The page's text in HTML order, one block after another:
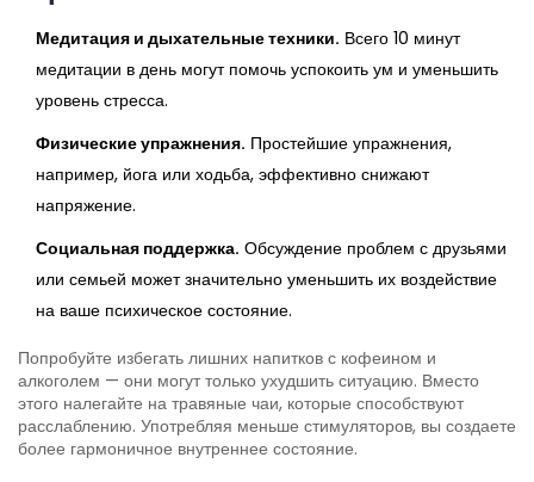
Медитация и дыхательные техники. Всего 10 минут
медитации в день могут помочь успокоить ум и уменьшить
уровень стресса.
Физические упражнения. Простейшие упражнения,
например, йога или ходьба, эффективно снижают
напряжение.
Социальная поддержка. Обсуждение проблем с друзьями
или семьей может значительно уменьшить их воздействие
на ваше психическое состояние.
Попробуйте избегать лишних напитков с кофеином и
алкоголем — они могут только ухудшить ситуацию. Вместо
этого налегайте на травяные чаи, которые способствуют
расслаблению. Употребляя меньше стимуляторов, вы создаете
более гармоничное внутреннее состояние.